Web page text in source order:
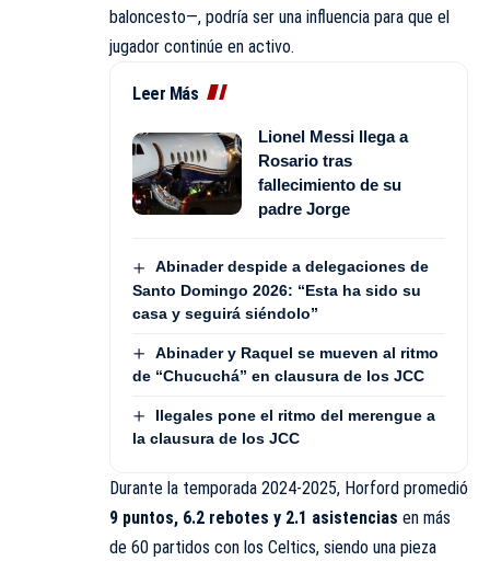
baloncesto—, podría ser una influencia para que el
jugador continúe en activo.
Leer Más
Lionel Messi llega a
Rosario tras
fallecimiento de su
padre Jorge
Abinader despide a delegaciones de
Santo Domingo 2026: “Esta ha sido su
casa y seguirá siéndolo”
Abinader y Raquel se mueven al ritmo
de “Chucuchá” en clausura de los JCC
Ilegales pone el ritmo del merengue a
la clausura de los JCC
Durante la temporada 2024-2025, Horford promedió
9 puntos, 6.2 rebotes y 2.1 asistencias en más
de 60 partidos con los Celtics, siendo una pieza